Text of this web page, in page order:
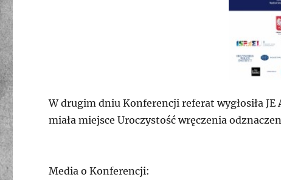
W drugim dniu Konferencji referat wygłosiła
miała miejsce Uroczystość wręczenia
Media o Konferencji: